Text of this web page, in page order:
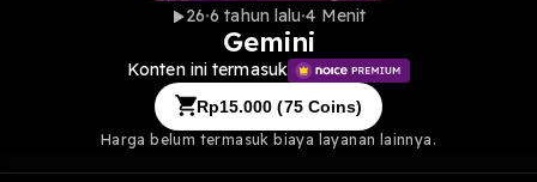
26 6 tahun lalu 4 Menit
Gemini
Konten ini termasuk
Rp15.000 (75Coins)
Harga belum termasuk biaya layanan lainnya.